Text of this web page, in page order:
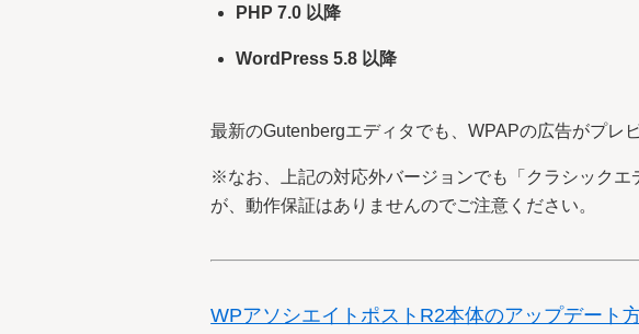
PHP 7.0 以降
WordPress 5.8 以降
最新のGutenbergエディタでも、WPAPの広告がプレ
※なお、上記の対応外バージョンでも「クラシック
が、動作保証はありませんのでご注意ください。
WPアソシエイトポストR2本体のアップデート